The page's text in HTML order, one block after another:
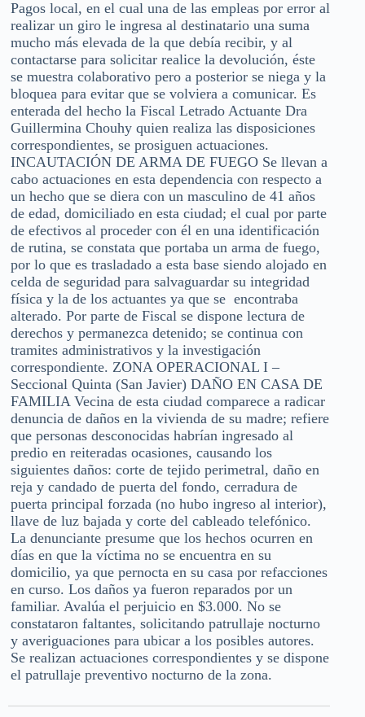
Pagos local, en el cual una de las empleas por error al
realizar un giro le ingresa al destinatario una suma
mucho más elevada de la que debía recibir, y al
contactarse para solicitar realice la devolución, éste
se muestra colaborativo pero a posterior se niega y la
bloquea para evitar que se volviera a comunicar. Es
enterada del hecho la Fiscal Letrado Actuante Dra
Guillermina Chouhy quien realiza las disposiciones
correspondientes, se prosiguen actuaciones.
INCAUTACIÓN DE ARMA DE FUEGO Se llevan a
cabo actuaciones en esta dependencia con respecto a
un hecho que se diera con un masculino de 41 años
de edad, domiciliado en esta ciudad; el cual por parte
de efectivos al proceder con él en una identificación
de rutina, se constata que portaba un arma de fuego,
por lo que es trasladado a esta base siendo alojado en
celda de seguridad para salvaguardar su integridad
física y la de los actuantes ya que se encontraba
alterado. Por parte de Fiscal se dispone lectura de
derechos y permanezca detenido; se continua con
tramites administrativos y la investigación
correspondiente. ZONA OPERACIONAL I –
Seccional Quinta (San Javier) DAÑO EN CASA DE
FAMILIA Vecina de esta ciudad comparece a radicar
denuncia de daños en la vivienda de su madre; refiere
que personas desconocidas habrían ingresado al
predio en reiteradas ocasiones, causando los
siguientes daños: corte de tejido perimetral, daño en
reja y candado de puerta del fondo, cerradura de
puerta principal forzada (no hubo ingreso al interior),
llave de luz bajada y corte del cableado telefónico.
La denunciante presume que los hechos ocurren en
días en que la víctima no se encuentra en su
domicilio, ya que pernocta en su casa por refacciones
en curso. Los daños ya fueron reparados por un
familiar. Avalúa el perjuicio en $3.000. No se
constataron faltantes, solicitando patrullaje nocturno
y averiguaciones para ubicar a los posibles autores.
Se realizan actuaciones correspondientes y se dispone
el patrullaje preventivo nocturno de la zona.